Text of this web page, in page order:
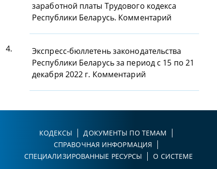
заработной платы Трудового кодекса
Республики Беларусь. Комментарий
4.
Экспресс-бюллетень законодательства
Республики Беларусь за период с 15 по 21
декабря 2022 г. Комментарий
КОДЕКСЫ
ДОКУМЕНТЫ ПО ТЕМАМ
СПРАВОЧНАЯ ИНФОРМАЦИЯ
СПЕЦИАЛИЗИРОВАННЫЕ РЕСУРСЫ
О СИСТЕМЕ